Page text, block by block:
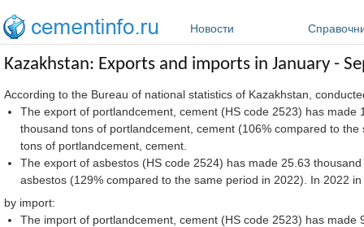
Новости
Kazakhstan: Exports and imports in January -
According to the Bureau of national statistics of Kazakhstan,
The export of portlandcement, cement (HS code 2523) has
thousand tons of portlandcement, cement (106% compared to
tons of portlandcement, cement.
The export of asbestos (HS code 2524) has made 25.63
asbestos (129% compared to the same period in 2022). In 2022
by import:
The import of portlandcement, cement (HS code 2523) has